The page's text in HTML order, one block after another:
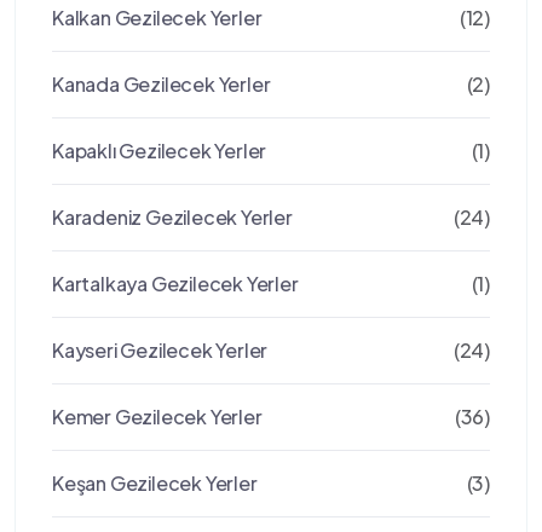
Kalkan Gezilecek Yerler (12)
Kanada Gezilecek Yerler (2)
Kapaklı Gezilecek Yerler (1)
Karadeniz Gezilecek Yerler (24)
Kartalkaya Gezilecek Yerler (1)
Kayseri Gezilecek Yerler (24)
Kemer Gezilecek Yerler (36)
Keşan Gezilecek Yerler (3)